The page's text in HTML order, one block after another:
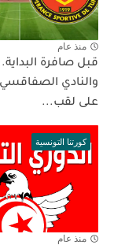
منذ عام
قبل صافرة
والنادي
على لقب...
كورتنا التونسية
منذ عام